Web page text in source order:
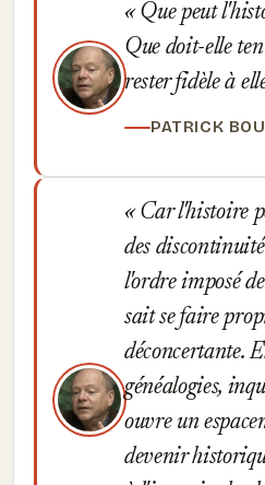
Que peut
Que doit-elle
rester fidèle à
PATRICK
Car l'histoire
des
l'ordre imposé
sait se faire
déconcertante.
généalogies,
ouvre un
devenir